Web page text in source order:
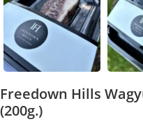
Freedown Hills
(200g.)